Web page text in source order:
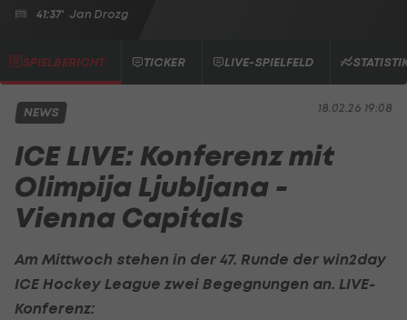
41:37' Jan Drozg
SPIELBERICHT TICKER LIVE-SPIELFELD
18.02.26 19:08
NEWS
ICE LIVE: Konferenz mit
Olimpija Ljubljana -
Vienna Capitals
Am Mittwoch stehen in der 47. Runde der win2day
ICE Hockey League zwei Begegnungen an. LIVE-
Konferenz: